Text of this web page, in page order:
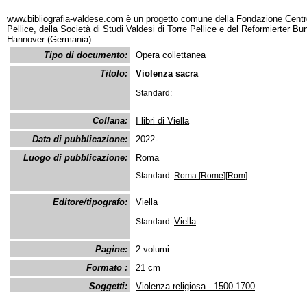
www.bibliografia-valdese.com è un progetto comune della Fondazione
Pellice, della Società di Studi Valdesi di Torre Pellice e del Reformierter
Hannover (Germania)
Tipo di documento:
Opera collettanea
Titolo:
Violenza sacra
Standard:
Collana:
I libri di Viella
Data di pubblicazione:
2022-
Luogo di pubblicazione:
Roma
Standard: Roma [Rome][Rom]
Editore/tipografo: Viella
Standard: Viella
Pagine:
2 volumi
Formato :
21 cm
Soggetti:
Violenza religiosa - 1500-1700